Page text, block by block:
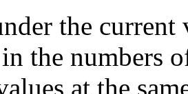
the
the numbers
at the